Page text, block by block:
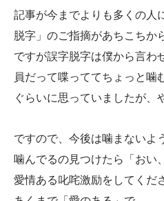
記事が今までよりも多くの人
脱字」のご指摘があちこちか
ですが誤字脱字は僕から言わ
員だって喋っててちょっと噛
ぐらいに思っていましたが、
ですので、今後は噛まないよ
噛んでるの見つけたら「おい
愛情ある叱咤激励をしてくだ